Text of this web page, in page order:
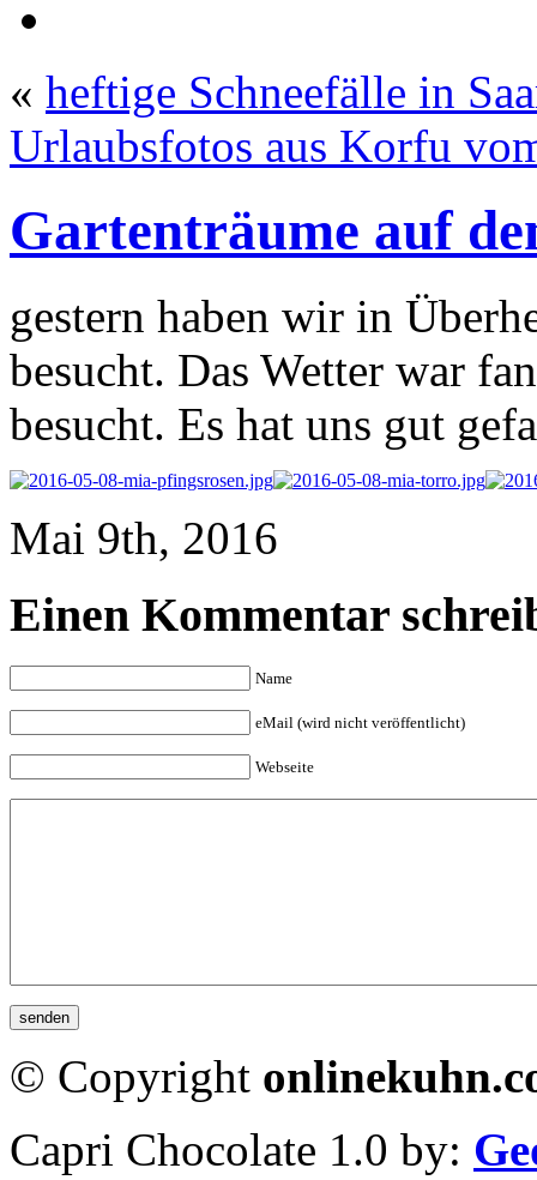
« heftige Schneefälle in
Urlaubsfotos aus Korfu
Gartenträume auf
gestern haben wir in
besucht. Das Wetter war
besucht. Es hat uns gut
Mai 9th, 2016
Einen Kommentar
Name
eMail (wird nicht veröffentlicht)
Webseite
© Copyright
Capri Chocolate 1.0 by: